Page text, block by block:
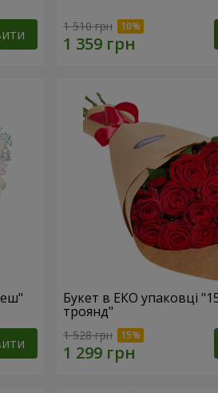
1 510 грн
Букет в ЕКО упаковці
троянд"
1 528 грн